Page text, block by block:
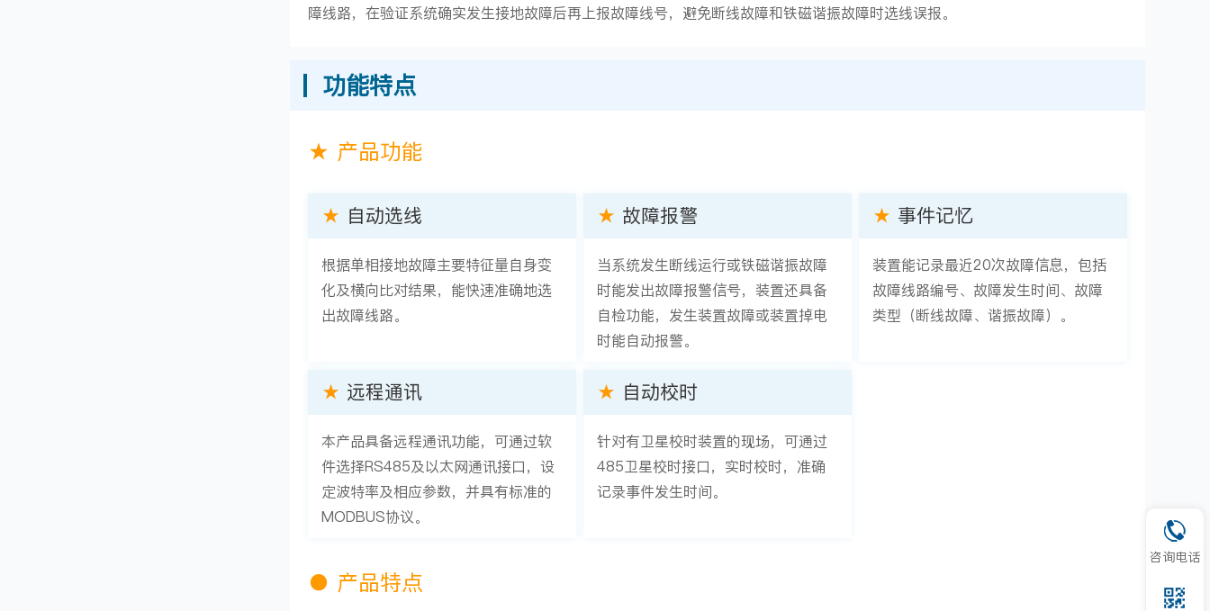
障线路，在验证系统确实发生接地故障后再上报故障线号，避免断线故障和铁磁谐振故障时选线误报。
功能特点
★ 产品功能
★ 自动选线
根据单相接地故障主要特征量自身变
化及横向比对结果，能快速准确地选
出故障线路。
★ 故障报警
当系统发生断线运行或铁磁谐振故障
时能发出故障报警信号，装置还具备
自检功能，发生装置故障或装置掉电
时能自动报警。
★ 事件记忆
装置能记录最近20次故障信息，包括
故障线路编号、故障发生时间、故障
类型（断线故障、谐振故障）。
★ 远程通讯
本产品具备远程通讯功能，可通过软
件选择RS485及以太网通讯接口，设
定波特率及相应参数，并具有标准的
MODBUS协议。
★ 自动校时
针对有卫星校时装置的现场，可通过
485卫星校时接口，实时校时，准确
记录事件发生时间。
● 产品特点
咨询电话